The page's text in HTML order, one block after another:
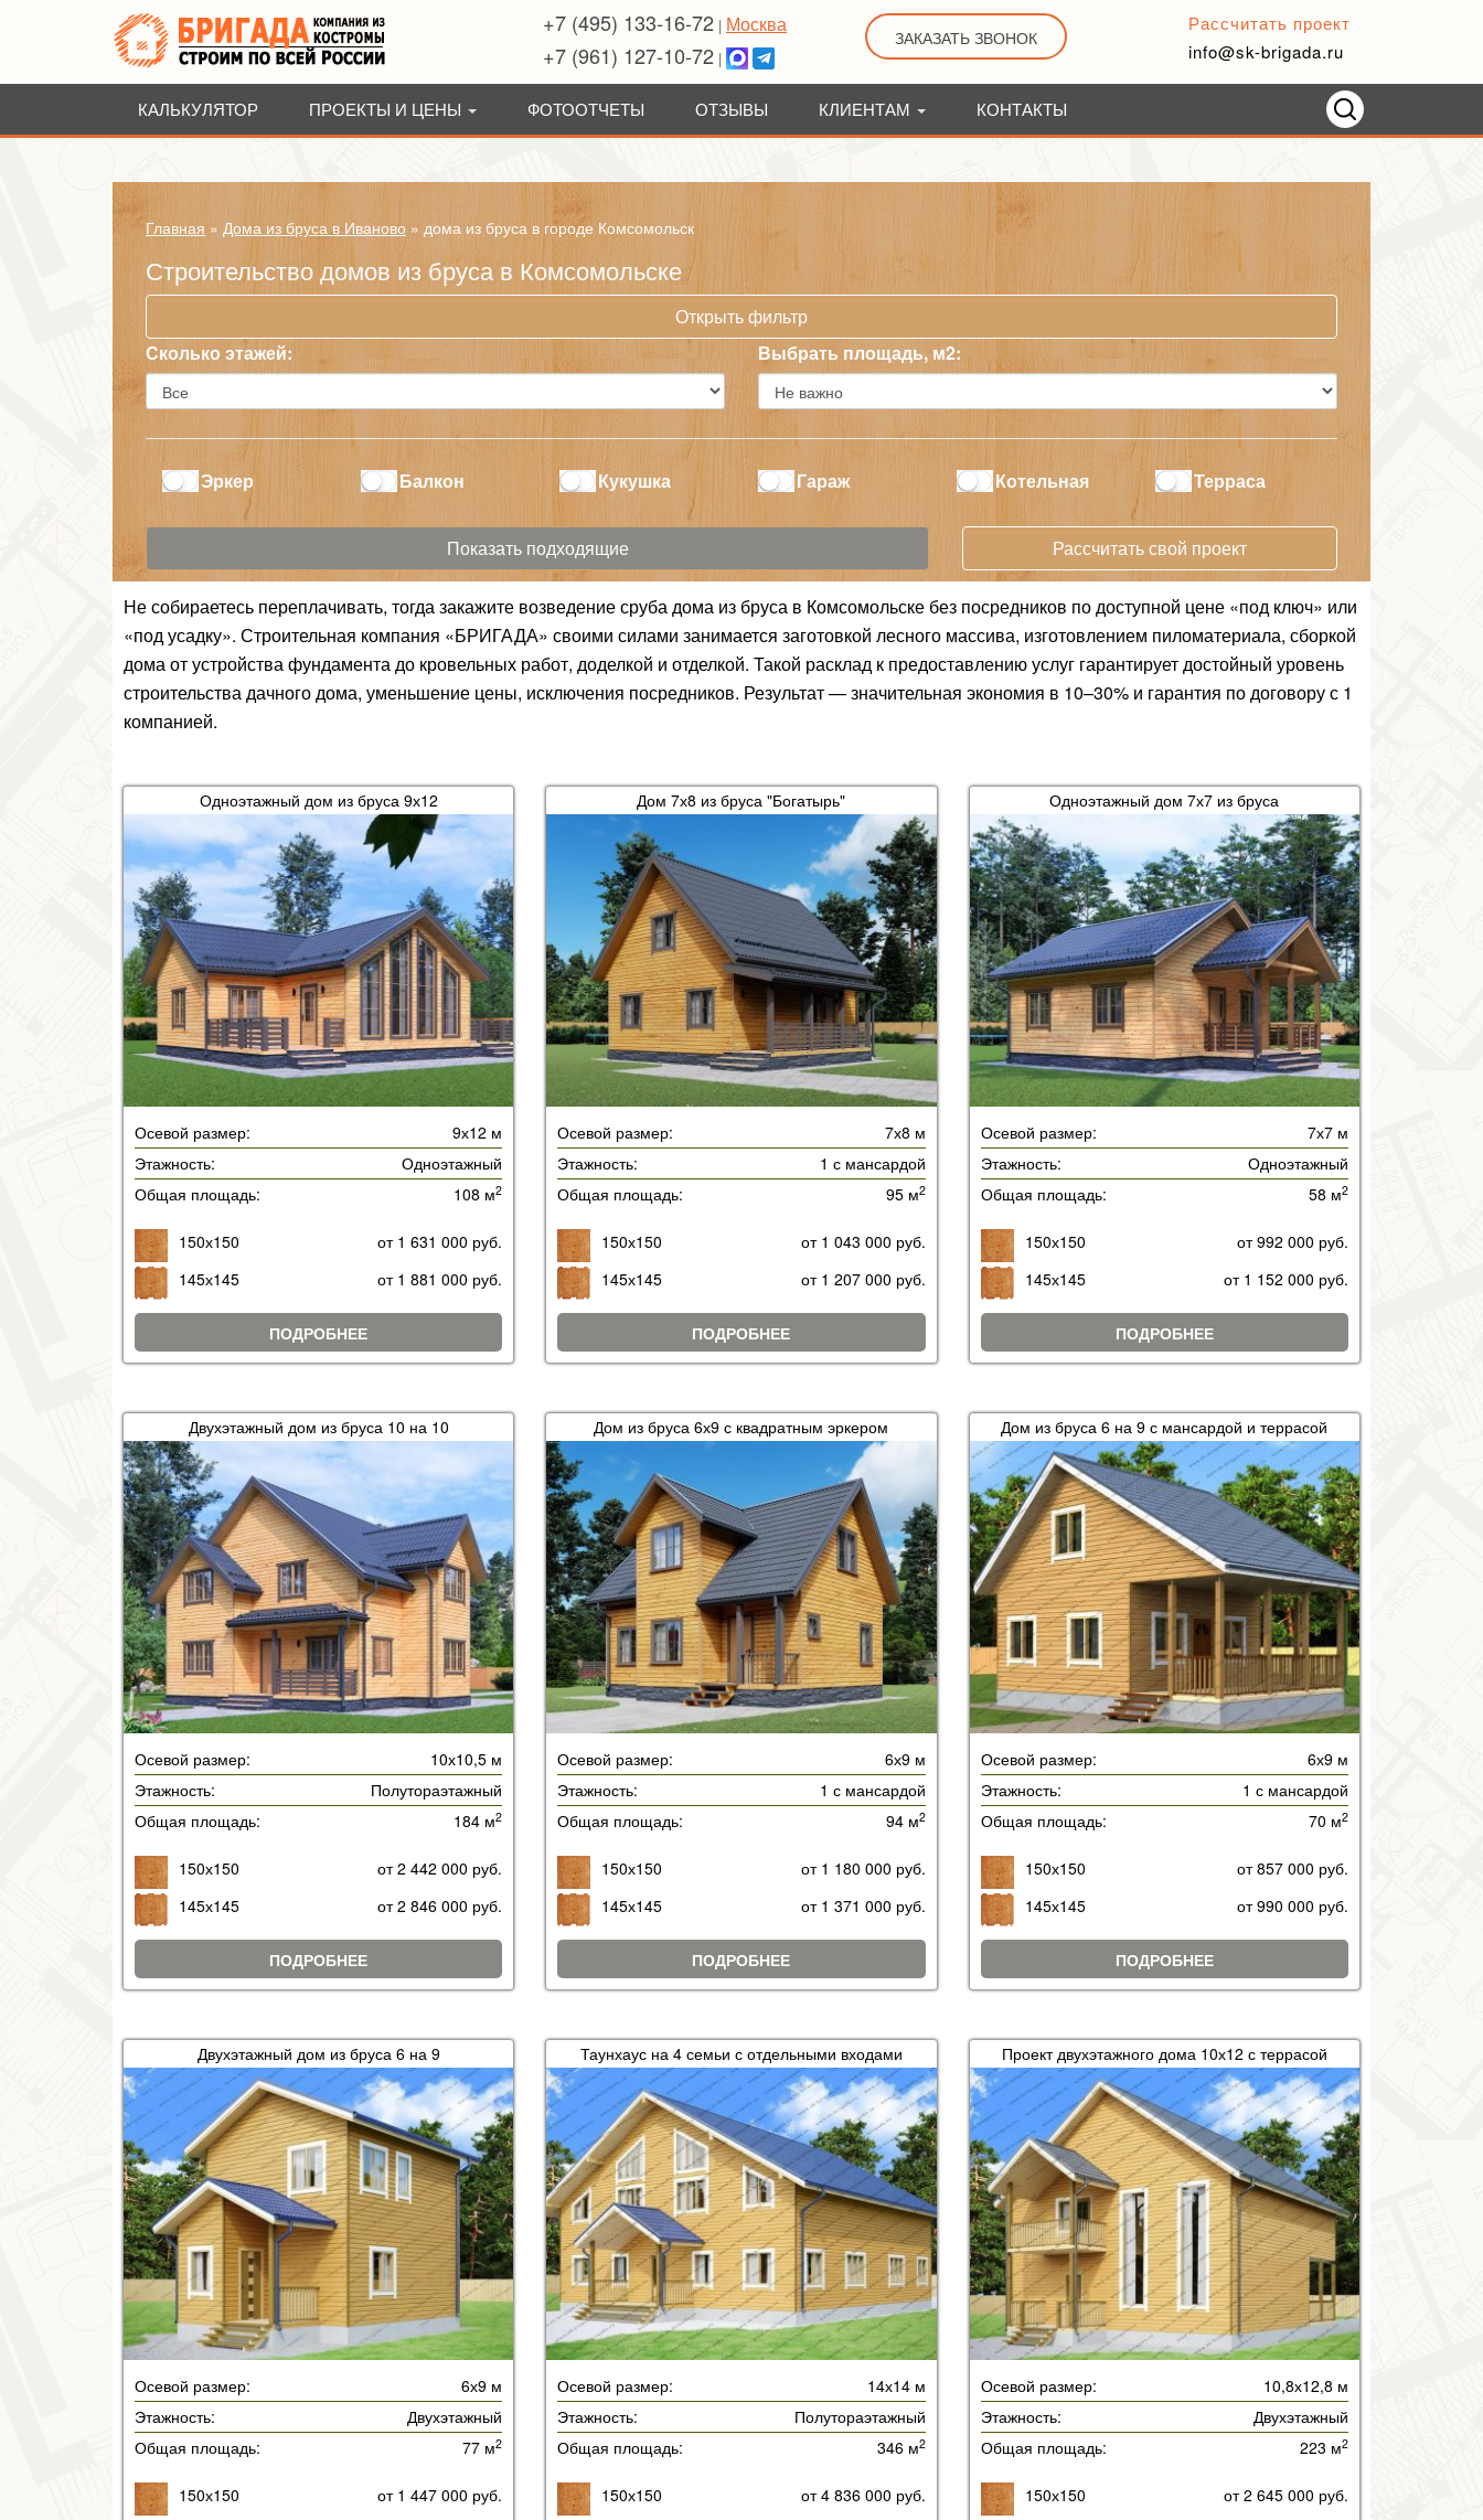
+7 (495) 133-16-72 | Москва
+7 (961) 127-10-72 |
ЗАКАЗАТЬ ЗВОНОК
Рассчитать проект
info@sk-brigada.ru
КАЛЬКУЛЯТОР ПРОЕКТЫ И ЦЕНЫ ФОТООТЧЕТЫ ОТЗЫВЫ КЛИЕНТАМ КОНТАКТЫ
Главная » Дома из бруса в Иваново » дома из бруса в городе Комсомольск
Строительство домов из бруса в Комсомольске
Открыть фильтр
Сколько этажей:
Выбрать площадь, м2:
Эркер Балкон Кукушка Гараж Котельная Терраса
Рассчитать свой проект
Не собираетесь переплачивать, тогда закажите возведение сруба дома из бруса в Комсомольске без посредников по доступной цене «под ключ» или
«под усадку». Строительная компания «БРИГАДА» своими силами занимается заготовкой лесного массива, изготовлением пиломатериала, сборкой
дома от устройства фундамента до кровельных работ, доделкой и отделкой. Такой расклад к предоставлению услуг гарантирует достойный уровень
строительства дачного дома, уменьшение цены, исключения посредников. Результат — значительная экономия в 10–30% и гарантия по договору с 1
компанией.
Одноэтажный дом из бруса 9х12
Осевой размер:
9х12 м
Этажность:
Одноэтажный
Общая площадь:
108 м2
150х150
от 1 631 000 руб.
145х145
от 1 881 000 руб.
ПОДРОБНЕЕ
Дом 7х8 из бруса "Богатырь"
Осевой размер:
7х8 м
Этажность:
1 с мансардой
Общая площадь:
95 м2
150х150
от 1 043 000 руб.
145х145
от 1 207 000 руб.
ПОДРОБНЕЕ
Одноэтажный дом 7х7 из бруса
Осевой размер:
7х7 м
Этажность:
Одноэтажный
Общая площадь:
58 м2
150х150
от 992 000 руб.
145х145
от 1 152 000 руб.
ПОДРОБНЕЕ
Двухэтажный дом из бруса 10 на 10
Осевой размер:
10х10,5 м
Этажность:
Полутораэтажный
Общая площадь:
184 м2
150х150
от 2 442 000 руб.
145х145
от 2 846 000 руб.
ПОДРОБНЕЕ
Дом из бруса 6х9 с квадратным эркером
Осевой размер:
6х9 м
Этажность:
1 с мансардой
Общая площадь:
94 м2
150х150
от 1 180 000 руб.
145х145
от 1 371 000 руб.
ПОДРОБНЕЕ
Дом из бруса 6 на 9 с мансардой и террасой
Осевой размер:
6х9 м
Этажность:
1 с мансардой
Общая площадь:
70 м2
150х150
от 857 000 руб.
145х145
от 990 000 руб.
ПОДРОБНЕЕ
Двухэтажный дом из бруса 6 на 9
Осевой размер:
6х9 м
Этажность:
Двухэтажный
Общая площадь:
77 м2
150х150
от 1 447 000 руб.
Таунхаус на 4 семьи с отдельными входами
Осевой размер:
14х14 м
Этажность:
Полутораэтажный
Общая площадь:
346 м2
150х150
от 4 836 000 руб.
Проект двухэтажного дома 10х12 с террасой
Осевой размер:
10,8х12,8 м
Этажность:
Двухэтажный
Общая площадь:
223 м2
150х150
от 2 645 000 руб.